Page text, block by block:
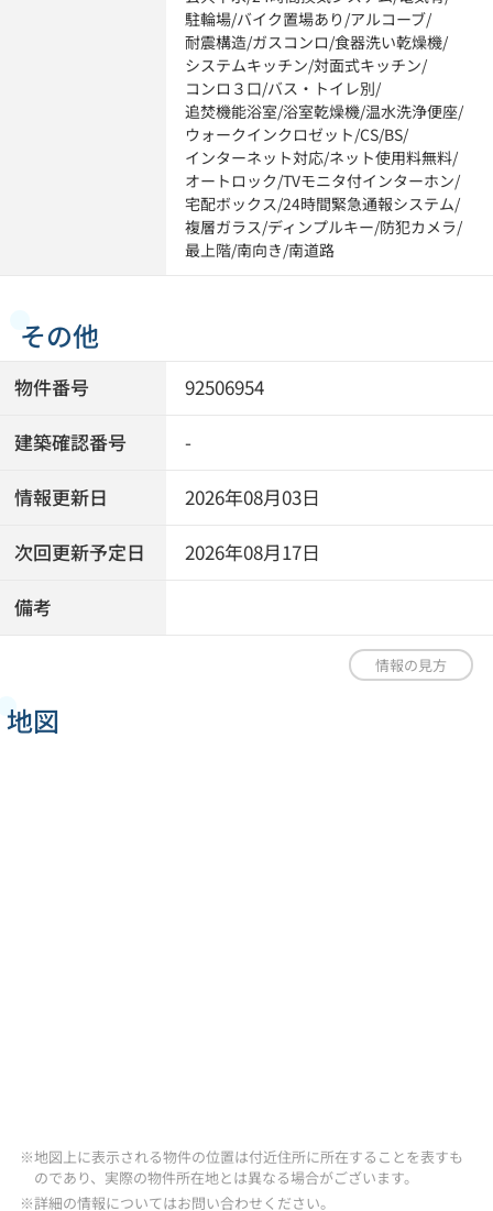
駐輪場/バイク置場あり /アルコーブ/
耐震構造/ガスコンロ/食器洗い乾燥機/
システムキッチン/対面式キッチン/
コンロ３口/バス・トイレ別/
追焚機能浴室/浴室乾燥機/温水洗浄便座/
ウォークインクロゼット/CS/BS/
インターネット対応/ネット使用料無料/
オートロック/TVモニタ付インターホン/
宅配ボックス/24時間緊急通報システム/
複層ガラス/ディンプルキー/防犯カメラ/
最上階/南向き/南道路
その他
物件番号 92506954
建築確認番号 -
情報更新日 2026年08月03日
次回更新予定日 2026年08月17日
備考
情報の見方
地図
※地図上に表示される物件の位置は付近住所に所在することを表すも
のであり、実際の物件所在地とは異なる場合がございます。
※詳細の情報についてはお問い合わせください。